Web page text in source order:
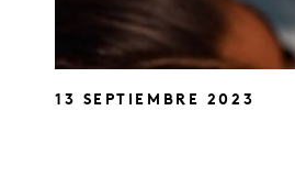
13 SEPTIEMBRE 2023